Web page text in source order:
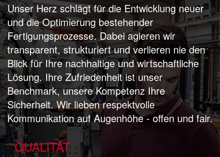
Unser Herz schlägt für die Entwicklung neuer
und die Optimierung bestehender
Fertigungsprozesse. Dabei agieren wir
transparent, strukturiert und verlieren nie den
Blick für Ihre nachhaltige und wirtschaftliche
Lösung. Ihre Zufriedenheit ist unser
Benchmark, unsere Kompetenz Ihre
Sicherheit. Wir lieben respektvolle
Kommunikation auf Augenhöhe - offen und fair.
QUALITÄT